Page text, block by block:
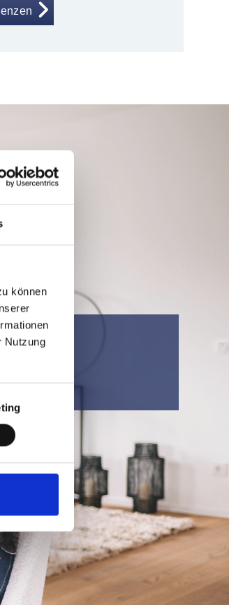
können
Nutzung